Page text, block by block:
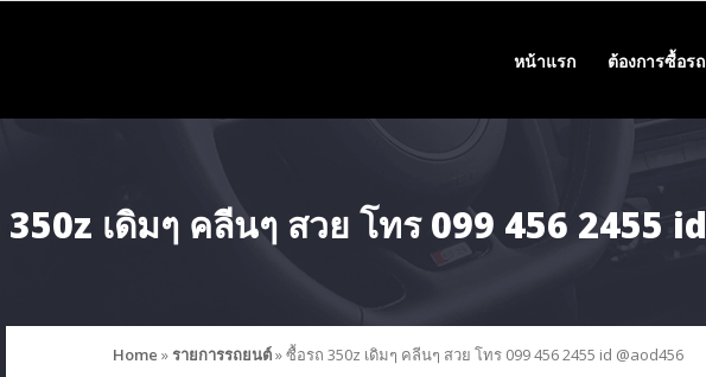
หน้าแรก ต้องการซื้อรถ
เดิมๆ คลีนๆ สวย โทร 099 456 2455
Home »รายการรถยนต์»ซื้อรถ 350z เดิมๆ คลีนๆ สวย โทร 099 456 2455 id @aod456